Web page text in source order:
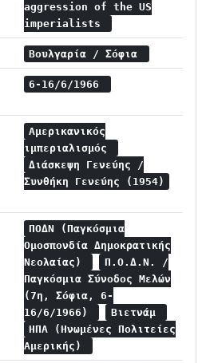
aggression of the US
imperialists
Βουλγαρία / Σόφια
6-16/6/1966
Αμερικανικός
ιμπεριαλισμός
Διάσκεψη Γενεύης /
Συνθήκη Γενεύης (1954)
ΠΟΔΝ (Παγκόσμια
Ομοσπονδία Δημοκρατικής
Νεολαίας)
Π.Ο.Δ.Ν. /
Παγκόσμια Σύνοδος Μελών
(7η, Σόφια, 6-
16/6/1966)
Βιετνάμ
ΗΠΑ (Ηνωμένες Πολιτείες
Αμερικής)